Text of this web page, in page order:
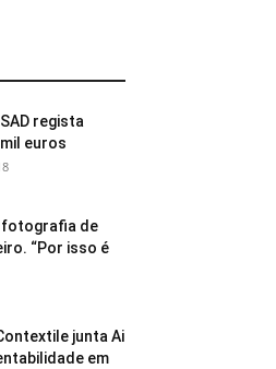
regista
euros
fotografia de
“Por isso é
junta Ai
em